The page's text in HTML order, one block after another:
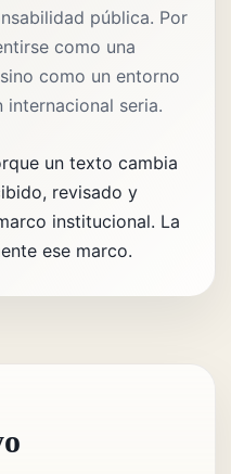
pública. Por
como una
como un entorno
seria.
un texto cambia
revisado y
institucional. La
ese marco.